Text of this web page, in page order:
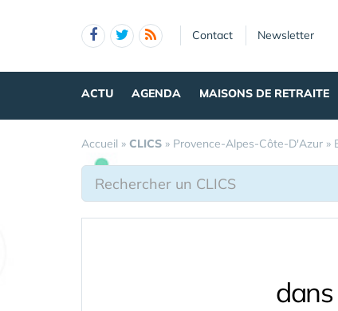
Contact Newsletter
ACTU AGENDA MAISONS DE RETRAITE
Accueil » CLICS » Provence-Alpes-Côte-D'Azur »